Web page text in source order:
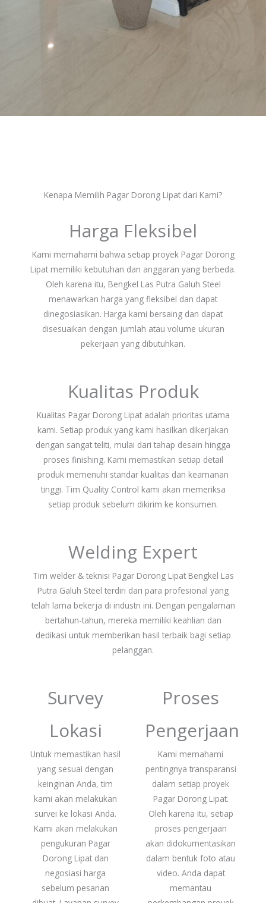
Kenapa Memilih Pagar Dorong Lipat dari Kami?
Harga Fleksibel
Kami memahami bahwa setiap proyek Pagar Dorong
Lipat memiliki kebutuhan dan anggaran yang berbeda.
Oleh karena itu, Bengkel Las Putra Galuh Steel
menawarkan harga yang fleksibel dan dapat
dinegosiasikan. Harga kami bersaing dan dapat
disesuaikan dengan jumlah atau volume ukuran
pekerjaan yang dibutuhkan.
Kualitas Produk
Kualitas Pagar Dorong Lipat adalah prioritas utama
kami. Setiap produk yang kami hasilkan dikerjakan
dengan sangat teliti, mulai dari tahap desain hingga
proses finishing. Kami memastikan setiap detail
produk memenuhi standar kualitas dan keamanan
tinggi. Tim Quality Control kami akan memeriksa
setiap produk sebelum dikirim ke konsumen.
Welding Expert
Tim welder & teknisi Pagar Dorong Lipat Bengkel Las
Putra Galuh Steel terdiri dari para profesional yang
telah lama bekerja di industri ini. Dengan pengalaman
bertahun-tahun, mereka memiliki keahlian dan
dedikasi untuk memberikan hasil terbaik bagi setiap
pelanggan.
Survey
Lokasi
Untuk memastikan hasil
yang sesuai dengan
keinginan Anda, tim
kami akan melakukan
survei ke lokasi Anda.
Kami akan melakukan
pengukuran Pagar
Dorong Lipat dan
negosiasi harga
sebelum pesanan
Proses
Pengerjaan
Kami memahami
pentingnya transparansi
dalam setiap proyek
Pagar Dorong Lipat.
Oleh karena itu, setiap
proses pengerjaan
akan didokumentasikan
dalam bentuk foto atau
video. Anda dapat
memantau